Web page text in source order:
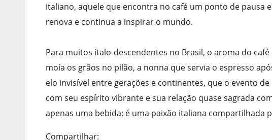
italiano, aquele que encontra no café um ponto de pausa
renova e continua a inspirar o mundo.
Para muitos ítalo-descendentes no Brasil, o aroma do
moía os grãos no pilão, a nonna que servia o espresso
elo invisível entre gerações e continentes, que o evento
com seu espírito vibrante e sua relação quase sagrada
apenas uma bebida: é uma paixão italiana compartilhada
Compartilhar: